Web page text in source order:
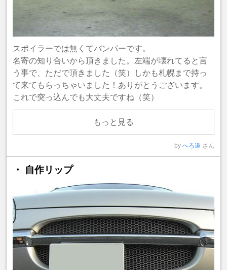
スポイラーでは無くてバンパーです。
名寄の知り合いから頂きました。左端が壊れてると言
う事で、ただで頂きました（笑）しかも札幌まで持っ
て来てもらっちゃいました！ありがとうございます。
これで突っ込んでも大丈夫ですね（笑）
もっと見る
by へろ道 さん
・ 自作リップ